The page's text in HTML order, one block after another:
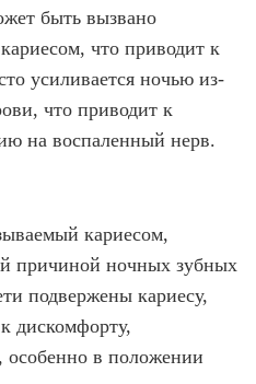
быть вызвано
что приводит к
усиливается ночью из-
что приводит к
на воспаленный нерв.
кариесом,
причиной ночных зубных
подвержены кариесу,
дискомфорту,
особенно в положении